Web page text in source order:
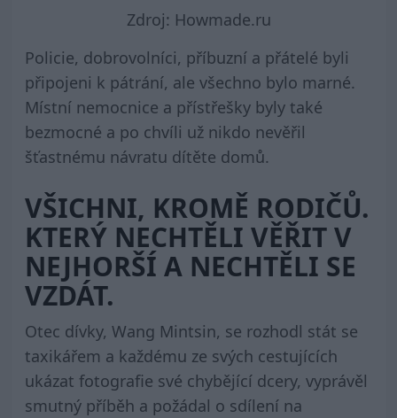
Zdroj: Howmade.ru
Policie, dobrovolníci, příbuzní a přátelé byli
připojeni k pátrání, ale všechno bylo marné.
Místní nemocnice a přístřešky byly také
bezmocné a po chvíli už nikdo nevěřil
šťastnému návratu dítěte domů.
VŠICHNI, KROMĚ RODIČŮ.
KTERÝ NECHTĚLI VĚŘIT V
NEJHORŠÍ A NECHTĚLI SE
VZDÁT.
Otec dívky, Wang Mintsin, se rozhodl stát se
taxikářem a každému ze svých cestujících
ukázat fotografie své chybějící dcery, vyprávěl
smutný příběh a požádal o sdílení na